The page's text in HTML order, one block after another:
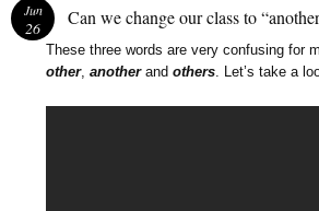
Can we change our class to
These three words are very confusing for
other,anotherandothers . Let’s take a
Jun
26